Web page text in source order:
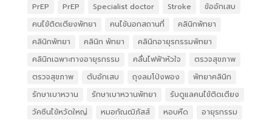
PrEP
PrEP Specialist doctor Stroke
ข้ออักเสบ
คนไข้ติดเตียงพัทยา
คนไข้นอกสถานที่
คลินิกพัทยา
คลินิกพัทยา
คลินิก พัทยา
คลินิกอายุรกรรมพัทยา
คลินิกเฉพาะทางอายุรกรรม
คลื่นไฟฟ้าหัวใจ
ตรวจสุขภาพ
ตรวจสุขภาพ
ตับอักเสบ ถุงลมโป่งพอง
พัทยาคลินิก
รักษาเบาหวาน
รักษาเบาหวานพัทยา
รับดูแลคนไข้ติดเตียง
วัคซีนไข้หวัดใหญ่
หมอกัณฒิภัสส์ หอบหืด
อายุรกรรม